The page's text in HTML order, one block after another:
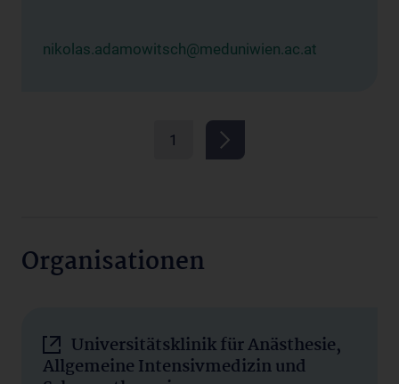
nikolas.adamowitsch@meduniwien.ac.at
1
Organisationen
Universitätsklinik für Anästhesie,
Allgemeine Intensivmedizin und